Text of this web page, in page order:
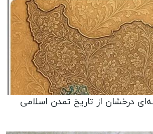
درخشان از تاریخ تمدن اسلامی